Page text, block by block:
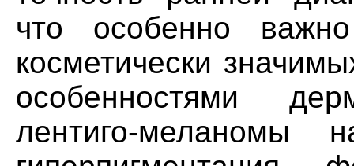
что особенно
косметически
особенностями
лентиго-